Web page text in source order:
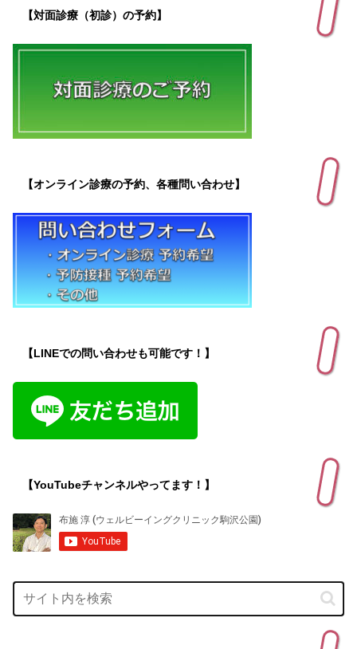
【対面診療（初診）の予約】
【オンライン診療の予約、各種問い合わせ】
【LINEでの問い合わせも可能です！】
【YouTubeチャンネルやってます！】